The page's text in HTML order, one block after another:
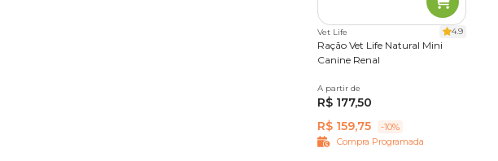
Vet Life 4.9
Ração Vet Life Natural Mini
Canine Renal
2kg 10,1kg
A partir de
R$ 177,50
R$ 159,75
-10%
Compra Programada